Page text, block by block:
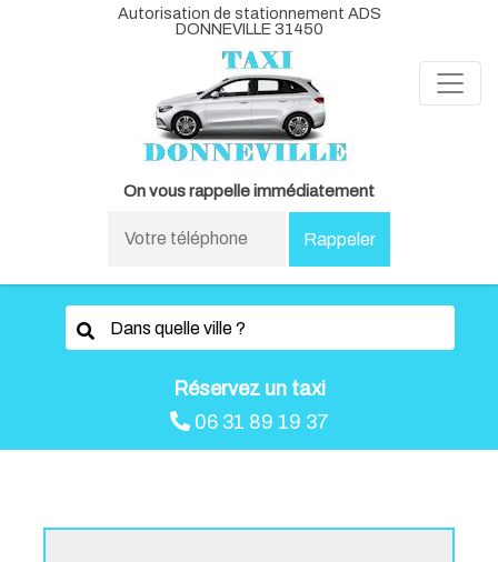
Autorisation de stationnement ADS
DONNEVILLE 31450
On vous rappelle immédiatement
Réservez un taxi
06 31 89 19 37